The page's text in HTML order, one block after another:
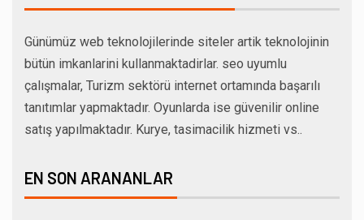
Günümüz web teknolojilerinde siteler artik teknolojinin
bütün imkanlarini kullanmaktadirlar. seo uyumlu
çalışmalar, Turizm sektörü internet ortamında başarılı
tanıtımlar yapmaktadır. Oyunlarda ise güvenilir online
satış yapılmaktadır. Kurye, tasimacilik hizmeti vs..
EN SON ARANANLAR